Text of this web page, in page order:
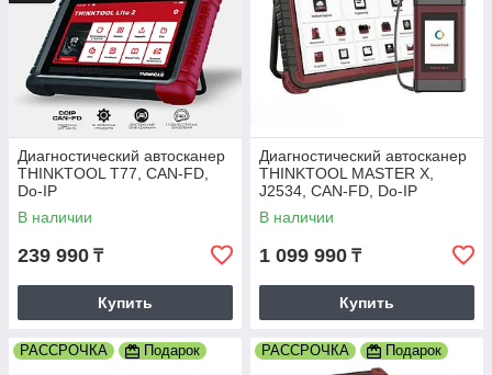
Диагностический автосканер
THINKTOOL T77, CAN-FD,
Do-IP
В наличии
239 990 ₸
Купить
Диагностический автосканер
THINKTOOL MASTER X,
J2534, CAN-FD, Do-IP
В наличии
1 099 990 ₸
Купить
РАССРОЧКА Подарок РАССРОЧКА Подарок